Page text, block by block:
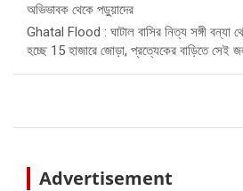
অভিভাবক থেকে পড়ুয়াদের
Ghatal Flood : ঘাটাল বাসির নিত্য সঙ্গী বন্যা
হচ্ছে 15 হাজারে জোড়া, প্রত্যেকের বাড়িতে সেই
Advertisement